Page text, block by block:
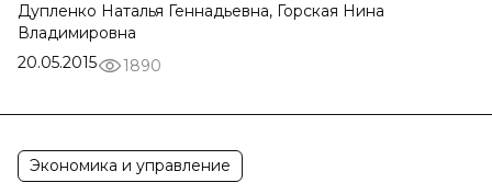
Дупленко Наталья Геннадьевна, Горская Нина
Владимировна
20.05.2015
1890
Экономика и управление